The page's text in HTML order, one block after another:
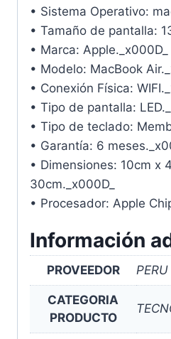
• Sistema Operativo:
• Tamaño de pantalla:
• Marca: Apple._x000D_
• Modelo: MacBook
• Conexión Física:
• Tipo de pantalla:
• Tipo de teclado:
• Garantía: 6
• Dimensiones: 10cm x
30cm._x000D_
• Procesador: Apple
Información
PROVEEDOR
CATEGORIA
PRODUCTO